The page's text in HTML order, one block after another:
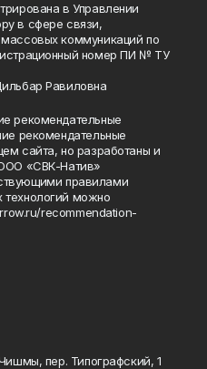
в Управлении
в сфере связи,
коммуникаций по
номер ПИ № ТУ
Равиловна
рекомендательные
рекомендательные
сайта, но разработаны и
«СВК-Натив»
правилами
технологий можно
recommendation-
пер. Типографский, 1